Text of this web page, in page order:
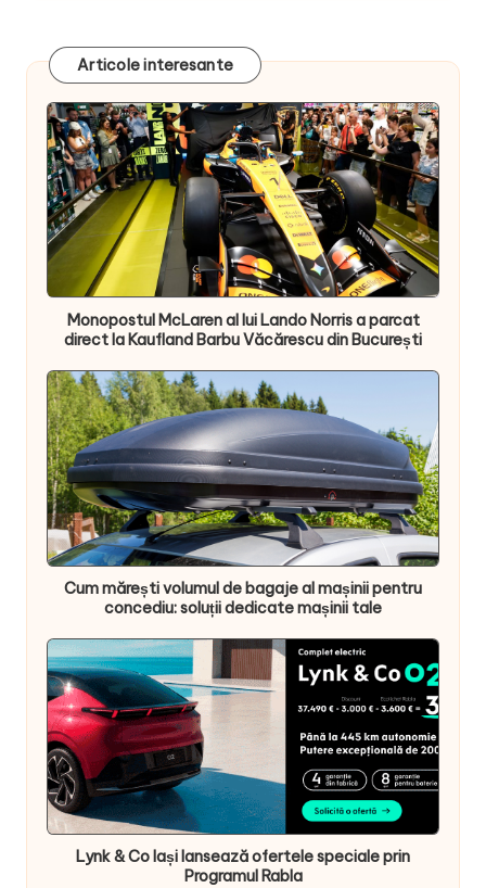
Articole interesante
Monopostul McLaren al lui Lando Norris a parcat
direct la Kaufland Barbu Văcărescu din București
Cum mărești volumul de bagaje al mașinii pentru
concediu: soluții dedicate mașinii tale
Lynk & Co Iași lansează ofertele speciale prin
Programul Rabla